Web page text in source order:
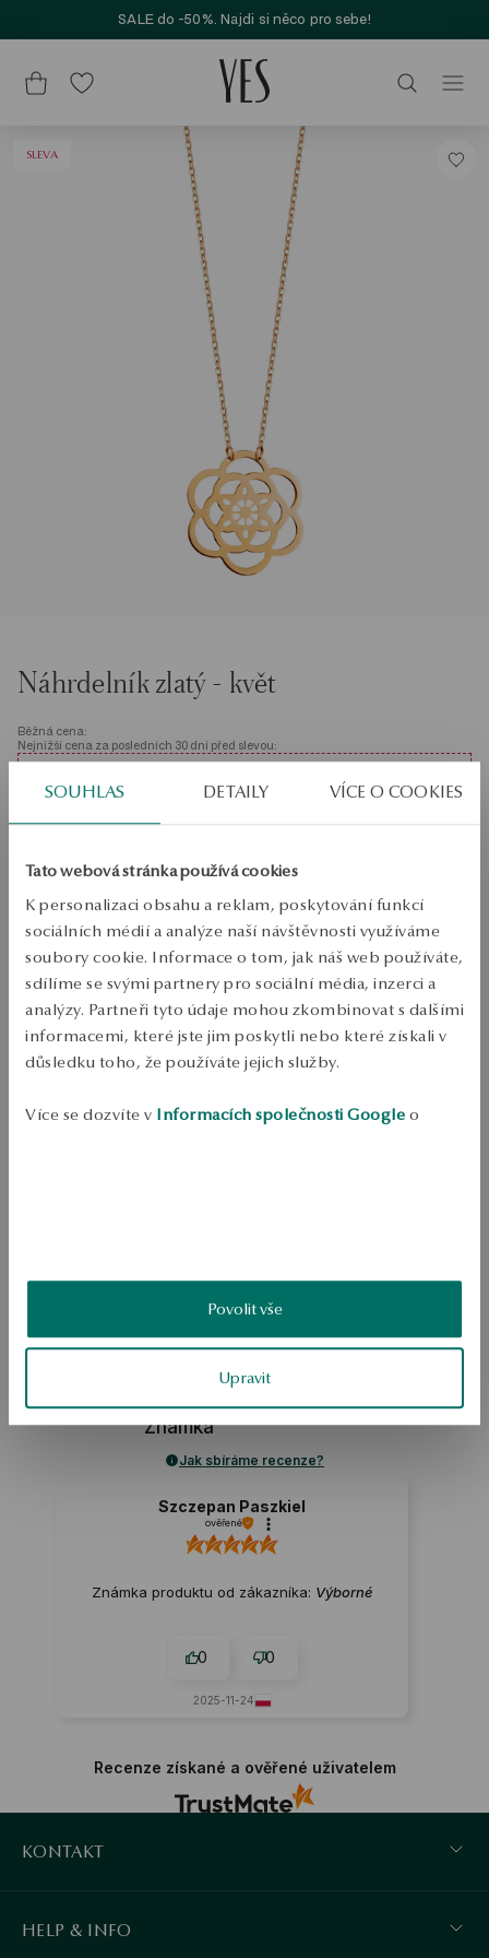
SOUHLAS DETAILY VÍCE O COOKIES
Tato webová stránka používá cookies
K personalizaci obsahu a reklam, poskytování funkcí
sociálních médií a analýze naší návštěvnosti využíváme
soubory cookie. Informace o tom, jak náš web používáte,
sdílíme se svými partnery pro sociální média, inzerci a
analýzy. Partneři tyto údaje mohou zkombinovat s dalšími
informacemi, které jste jim poskytli nebo které získali v
důsledku toho, že používáte jejich služby.
Více se dozvíte v Informacích společnosti Google o
Povolit vše
Upravit
SALE do -50%. Najdi si něco pro sebe!
SLEVA
Náhrdelník zlatý - květ
Běžná cena:
Nejnižší cena za posledních 30 dní před slevou:
Stovky produktů za nižší ceny. Zobrazit vše!
45
Není k dispozici online
Zkontrolujte si velikost
PRODUKT NENÍ K DISPOZICI ONLINE
Ověřte si dostupnost na prodejně
Odeslání:asi 4
pracovní dny
Bezplatné vrácení až do 100 dnů v YES Clubu
5.0
Známka
Založeno na
1hodnocení
Jak sbíráme recenze?
Szczepan Paszkiel
ověřené
Známka produktu od zákazníka: Výborné
0 0
2025-11-24
Recenze získané a ověřené uživatelem
KONTAKT
HELP & INFO